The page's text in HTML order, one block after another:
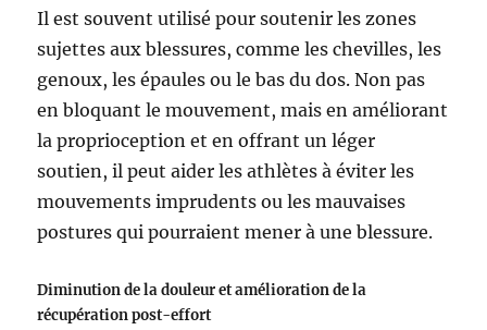
Il est souvent utilisé pour soutenir les zones
sujettes aux blessures, comme les chevilles, les
genoux, les épaules ou le bas du dos. Non pas
en bloquant le mouvement, mais en améliorant
la proprioception et en offrant un léger
soutien, il peut aider les athlètes à éviter les
mouvements imprudents ou les mauvaises
postures qui pourraient mener à une blessure.
Diminution de la douleur et amélioration de la
récupération post-effort